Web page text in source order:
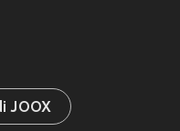
JOOX